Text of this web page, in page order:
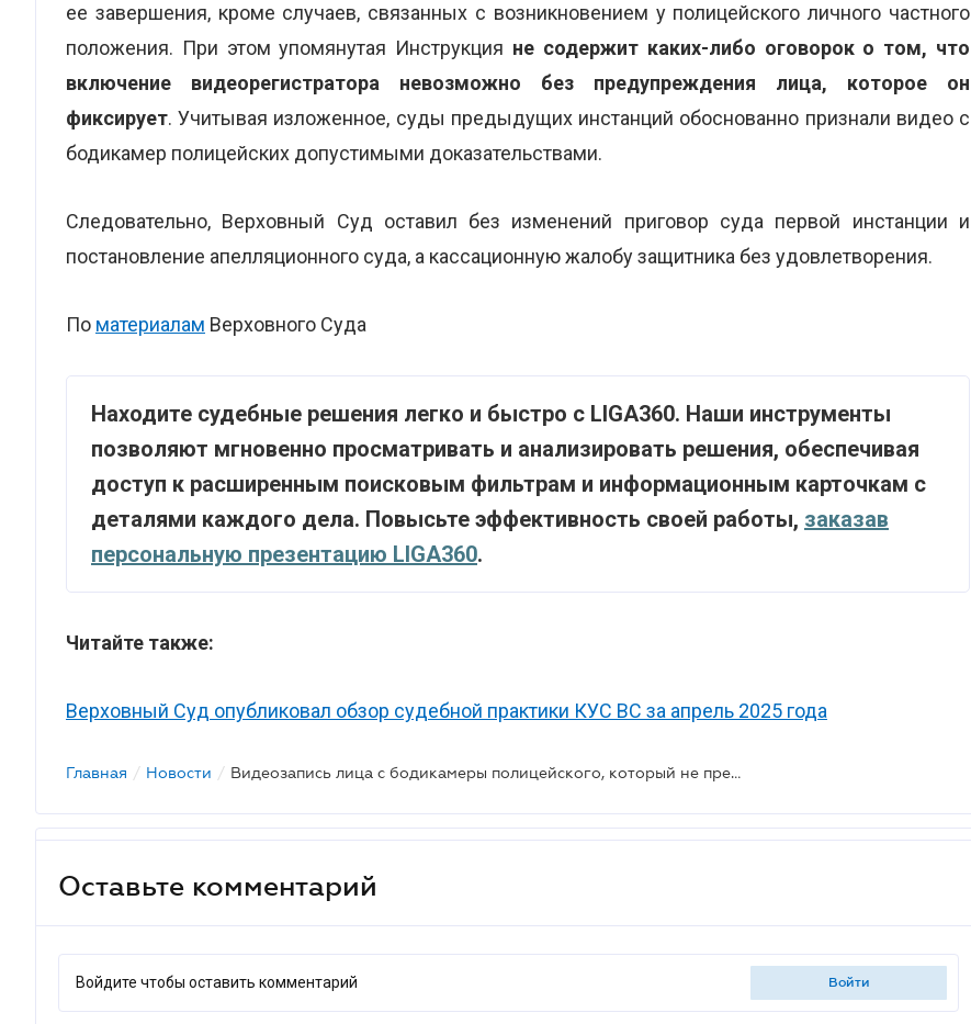
ее завершения, кроме случаев, связанных с возникновением у полицейского личного частного
положения. При этом упомянутая Инструкция не содержит каких-либо оговорок о том, что
включение видеорегистратора невозможно без предупреждения лица, которое он
фиксирует. Учитывая изложенное, суды предыдущих инстанций обоснованно признали видео с
бодикамер полицейских допустимыми доказательствами.
Следовательно, Верховный Суд оставил без изменений приговор суда первой инстанции и
постановление апелляционного суда, а кассационную жалобу защитника без удовлетворения.
По материалам Верховного Суда
Находите судебные решения легко и быстро с LIGA360. Наши инструменты
позволяют мгновенно просматривать и анализировать решения, обеспечивая
доступ к расширенным поисковым фильтрам и информационным карточкам с
деталями каждого дела. Повысьте эффективность своей работы, заказав
персональную презентацию LIGA360.
Читайте также:
Верховный Суд опубликовал обзор судебной практики КУС ВС за апрель 2025 года
Главная / Новости / Видеозапись лица с бодикамеры полицейского, который не предупредил его об этом, является допустимым доказательством - ККС ВС
Оставьте комментарий
Войдите чтобы оставить комментарий войти